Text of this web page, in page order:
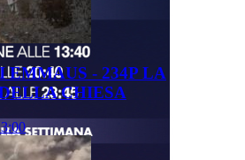
EMMAUS - 234P LA
CHIESA